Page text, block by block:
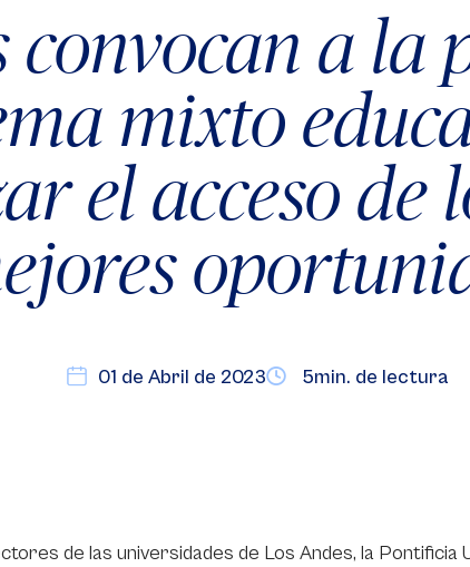
convocan a la
mixto
el acceso de
01 de Abril de 2023 5min. de lectura
de las universidades de Los Andes, la Pontificia